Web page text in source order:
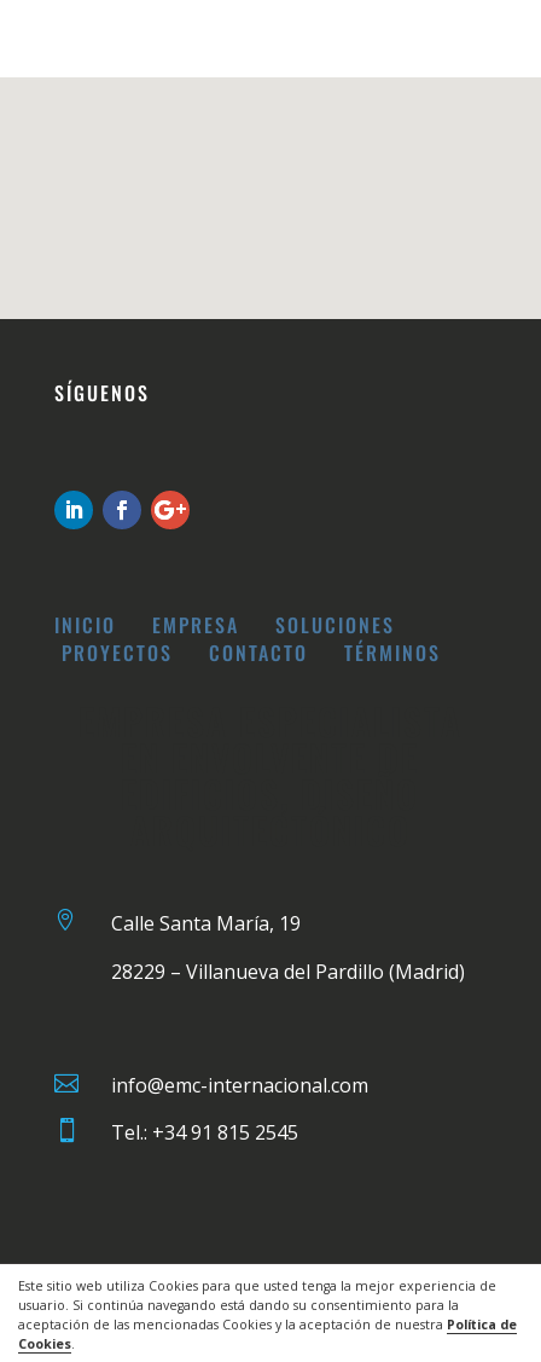
Este sitio web utiliza Cookies para que usted tenga la mejor experiencia de
usuario. Si continúa navegando está dando su consentimiento para la
aceptación de las mencionadas Cookies y la aceptación de nuestra Política de
Cookies.
SÍGUENOS
INICIO EMPRESA
SOLUCIONES
PROYECTOS
CONTACTO TÉRMINOS

Calle Santa María, 19
28229 – Villanueva del Pardillo (Madrid)
 info@emc-internacional.com
 Tel.: +34 91 815 2545